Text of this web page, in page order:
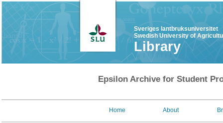
Sveriges lantbruksuniversitet
Swedish University of
Library
Epsilon Archive for Student
Home About